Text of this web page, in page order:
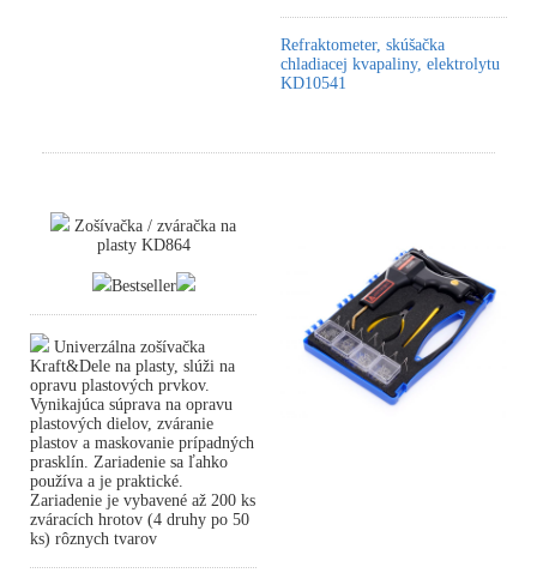
Refraktometer, skúšačka
chladiacej kvapaliny, elektrolytu
KD10541
Zošívačka / zváračka na
plasty KD864
Bestseller
Univerzálna zošívačka
Kraft&Dele na plasty, slúži na
opravu plastových prvkov.
Vynikajúca súprava na opravu
plastových dielov, zváranie
plastov a maskovanie prípadných
prasklín. Zariadenie sa ľahko
používa a je praktické.
Zariadenie je vybavené až 200 ks
zváracích hrotov (4 druhy po 50
ks) rôznych tvarov